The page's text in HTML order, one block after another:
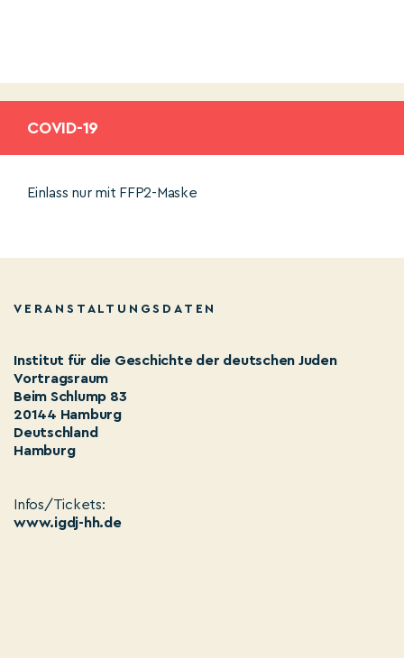
COVID-19
Einlass nur mit FFP2-Maske
VERANSTALTUNGSDATEN
Institut für die Geschichte der deutschen Juden
Vortragsraum
Beim Schlump 83
20144 Hamburg
Deutschland
Hamburg
Infos/Tickets:
www.igdj-hh.de